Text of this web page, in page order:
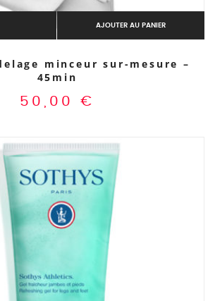
AJOUTER AU PANIER
minceur sur-mesure –
45min
50,00 €